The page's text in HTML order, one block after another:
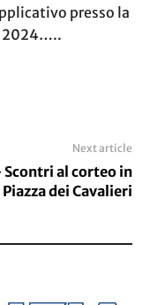
presso la
2024…..
Next article
Scontri al corteo in
Piazza dei Cavalieri